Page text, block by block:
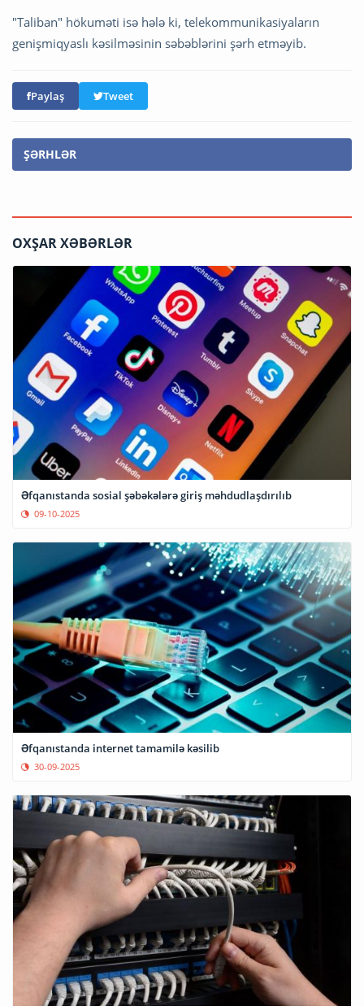
"Taliban" hökuməti isə hələ ki, telekommunikasiyaların
genişmiqyaslı kəsilməsinin səbəblərini şərh etməyib.
Paylaş Tweet
ŞƏRHLƏR
OXŞAR XƏBƏRLƏR
Əfqanıstanda sosial şəbəkələrə giriş məhdudlaşdırılıb
09-10-2025
Əfqanıstanda internet tamamilə kəsilib
30-09-2025